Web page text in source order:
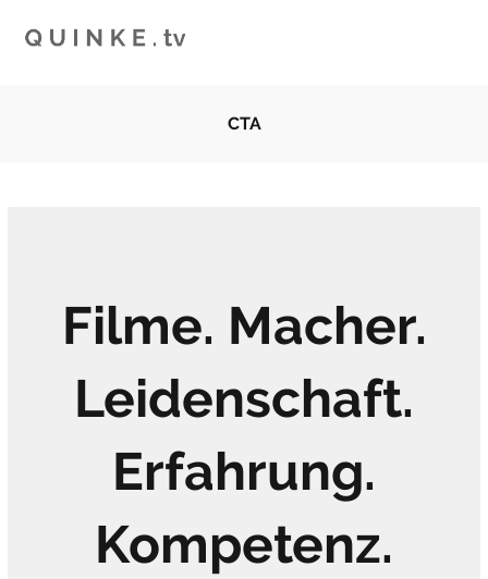
CTA
Filme. Macher.
Leidenschaft.
Erfahrung.
Kompetenz.